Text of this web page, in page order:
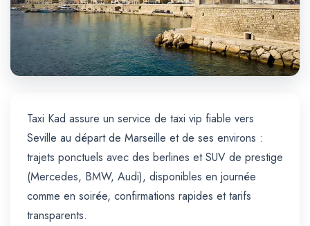
Taxi Kad assure un service de taxi vip fiable vers
Seville au départ de Marseille et de ses environs :
trajets ponctuels avec des berlines et SUV de prestige
(Mercedes, BMW, Audi), disponibles en journée
comme en soirée, confirmations rapides et tarifs
transparents.